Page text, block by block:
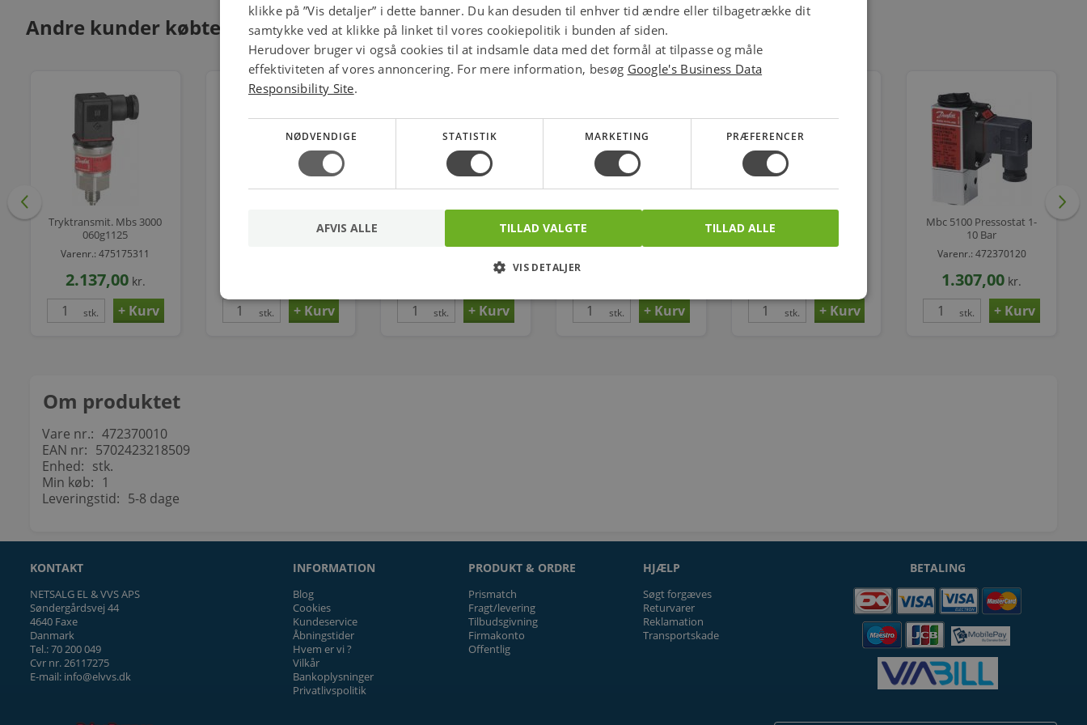
Andre kunder købte også
Tryktransmit. Mbs 3000
060g1125
Varenr.: 475175311
2.137,00 kr.
stk.
Mbs 3050 Tryktrans. 0-
stk.
Kp71 Termostat -5 - 20 C
stk.
Temp.føler Mbt 5252
stk.
Temp.føler U/t.mbt5250
stk.
Mbc 5100 Pressostat 1-
10 Bar
Varenr.: 472370120
1.307,00 kr.
stk.
Om produktet
Vare nr.: 472370010
EAN nr: 5702423218509
Enhed: stk.
Min køb: 1
Leveringstid: 5-8 dage
KONTAKT
NETSALG EL & VVS APS
Søndergårdsvej 44
4640 Faxe
Danmark
Tel.: 70 200 049
Cvr nr. 26117275
E-mail: info@elvvs.dk
INFORMATION
Blog
Cookies
Kundeservice
Åbningstider
Hvem er vi ?
Vilkår
Bankoplysninger
Privatlivspolitik
PRODUKT & ORDRE
Prismatch
Fragt/levering
Tilbudsgivning
Firmakonto
Offentlig
HJÆLP
Søgt forgæves
Returvarer
Reklamation
Transportskade
BETALING
DELTAG OG VIND
Tilmeld dig nyhedsbrevet og deltag i
EVON Start 11 kW Ladestander
klikke på ”Vis detaljer” i dette banner. Du kan desuden til enhver tid ændre eller tilbagetrække dit
samtykke ved at klikke på linket til vores cookiepolitik i bunden af siden.
Herudover bruger vi også cookies til at indsamle data med det formål at tilpasse og måle
effektiviteten af vores annoncering. For mere information, besøg Google's Business Data
Responsibility Site.
NØDVENDIGE STATISTIK MARKETING PRÆFERENCER
TILLAD VALGTE TILLAD ALLE
AFVIS ALLE
VIS DETALJER